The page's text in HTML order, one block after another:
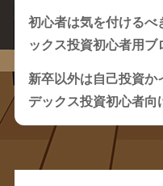
初心者は気を付けるべ
ックス投資初心者用ブ
新卒以外は自己投資か
デックス投資初心者向